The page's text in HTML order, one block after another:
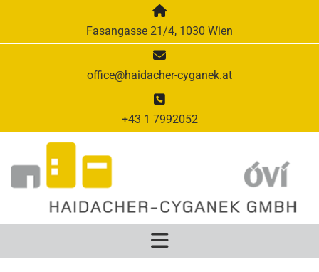

Fasangasse 21/4, 1030 Wien

office@haidacher-cyganek.at

+43 1 7992052